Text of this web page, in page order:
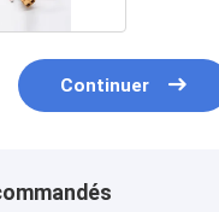
Continuer